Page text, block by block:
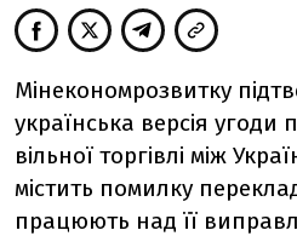
Мінекономрозвитку
українська версія
вільної торгівлі між
містить помилку
працюють над її